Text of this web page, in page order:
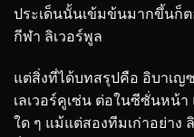
ประเด็นนั้นเข้มข้นมากขึ้นก็
กีฬา ลิเวอร์พูล
แต่สิ่งที่ได้บทสรุปคือ อิบาเญ
เลเวอร์คูเซ่น ต่อในซีซั่นหน้า
ใด ๆ แม้แต่สองทีมเก่าอย่าง